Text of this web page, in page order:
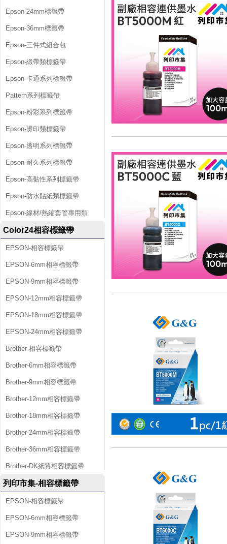
Epson-24mm標籤帶
Epson-36mm標籤帶
Epson-三件式組合包
Epson-緞帶類標籤帶
Epson-卡通系列標籤帶
Pattern系列標籤帶
Epson-粉彩系列標籤帶
Epson-燙印類標籤帶
Epson-透明系列標籤帶
Epson-耐久系列標籤帶
Epson-高黏性系列標籤帶
Epson-防水貼紙類標籤帶
Epson-線材/熱縮套管專用類
Color24相容標籤帶
EPSON-相容標籤帶
EPSON-6mm相容標籤帶
EPSON-9mm相容標籤帶
EPSON-12mm相容標籤帶
EPSON-18mm相容標籤帶
EPSON-24mm相容標籤帶
Brother-相容標籤帶
Brother-6mm相容標籤帶
Brother-9mm相容標籤帶
Brother-12mm相容標籤帶
Brother-18mm相容標籤帶
Brother-24mm相容標籤帶
Brother-36mm相容標籤帶
Brother-DK紙質相容標籤帶
列印市集-相容標籤帶
EPSON-相容標籤帶
EPSON-6mm相容標籤帶
EPSON-9mm相容標籤帶